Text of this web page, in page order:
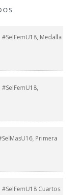
#SelFemU18, Medalla
#SelFemU18,
Primera
#SelFemU18 Cuartos